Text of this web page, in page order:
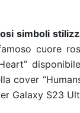
simboli
cuore
cover
Galaxy S23